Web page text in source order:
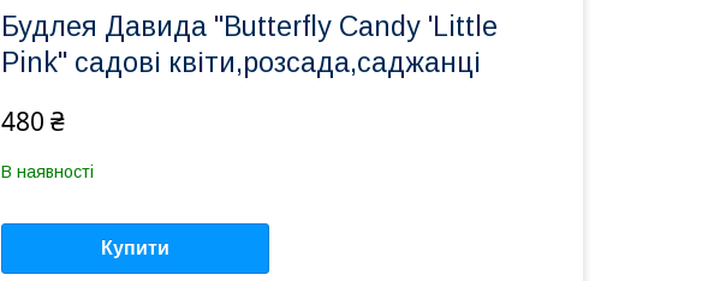
Будлея Давида "Butterfly Candy 'Little
Pink" садові квіти,розсада,саджанці
480 ₴
В наявності
Купити